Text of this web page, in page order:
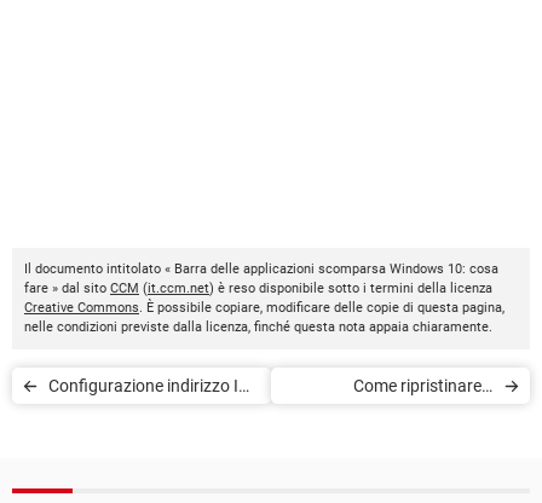
Il documento intitolato « Barra delle applicazioni scomparsa Windows 10: cosa
fare » dal sito CCM (it.ccm.net) è reso disponibile sotto i termini della licenza
Creative Commons. È possibile copiare, modificare delle copie di questa pagina,
nelle condizioni previste dalla licenza, finché questa nota appaia chiaramente.
Configurazione indirizzo IP
Come ripristinare e